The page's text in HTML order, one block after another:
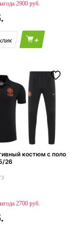
2900
+
костюм с поло
26
2700